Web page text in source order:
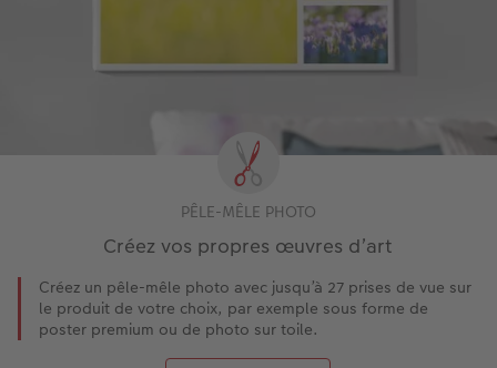
PÊLE-MÊLE PHOTO
Créez vos propres œuvres d’art
Créez un pêle-mêle photo avec jusqu’à 27 prises de vue sur
le produit de votre choix, par exemple sous forme de
poster premium ou de photo sur toile.